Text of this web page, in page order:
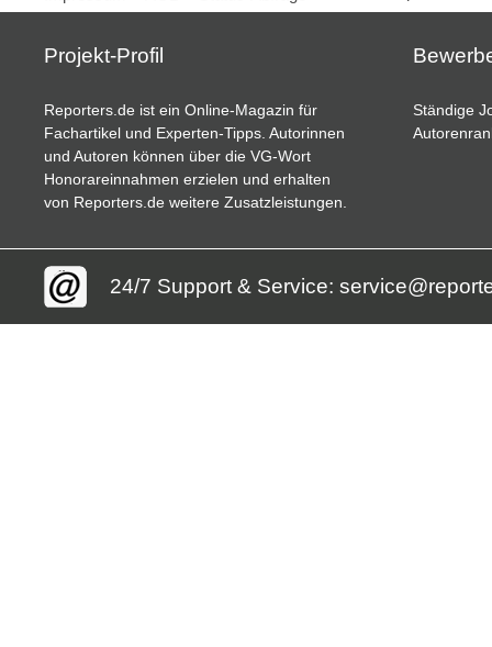
Projekt-Profil
Reporters.de ist ein Online-Magazin für
Fachartikel und Experten-Tipps. Autorinnen
und Autoren können über die VG-Wort
Honorareinnahmen erzielen und erhalten
von Reporters.de weitere Zusatzleistungen.
Ständige
24/7 Support & Service: